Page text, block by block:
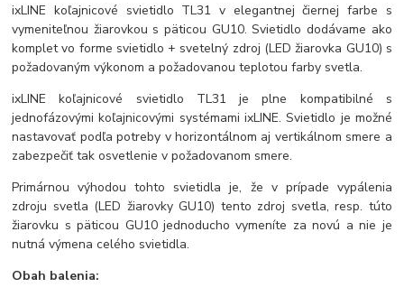
ixLINE koľajnicové svietidlo TL31 v elegantnej čiernej farbe s
vymeniteľnou žiarovkou s päticou GU10. Svietidlo dodávame ako
komplet vo forme svietidlo + svetelný zdroj (LED žiarovka GU10) s
požadovaným výkonom a požadovanou teplotou farby svetla.
ixLINE koľajnicové svietidlo TL31 je plne kompatibilné s
jednofázovými koľajnicovými systémami ixLINE. Svietidlo je možné
nastavovať podľa potreby v horizontálnom aj vertikálnom smere a
zabezpečiť tak osvetlenie v požadovanom smere.
Primárnou výhodou tohto svietidla je, že v prípade vypálenia
zdroju svetla (LED žiarovky GU10) tento zdroj svetla, resp. túto
žiarovku s päticou GU10 jednoducho vymeníte za novú a nie je
nutná výmena celého svietidla.
Obah balenia: